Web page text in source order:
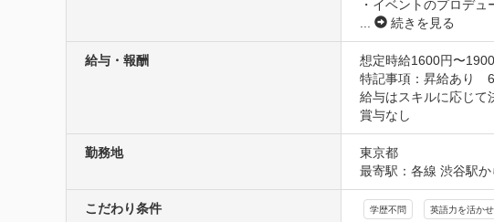
続きを見る
給与・報酬
想定時給1600円〜
特記事項：昇給あり　
給与はスキルに応じて
賞与なし
勤務地
東京都
最寄駅：各線 渋谷駅
こだわり条件 学歴不問 英語力を活か